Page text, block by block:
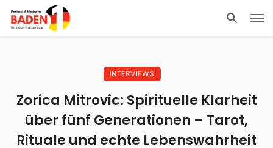
INTERVIEWS
Zorica Mitrovic: Spirituelle Klarheit
über fünf Generationen – Tarot,
Rituale und echte Lebenswahrheit